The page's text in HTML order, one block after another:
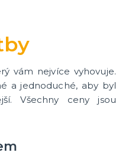
vám nejvíce vyhovuje.
a jednoduché, aby byl
Všechny ceny jsou